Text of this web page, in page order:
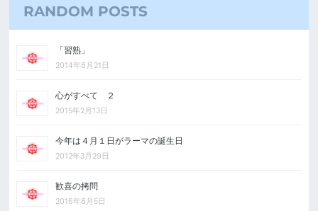
RANDOM POSTS
「習熟」
2014年8月21日
心がすべて ２
2015年2月13日
今年は４月１日がラーマの誕生日
2012年3月29日
歓喜の拷問
2016年8月5日